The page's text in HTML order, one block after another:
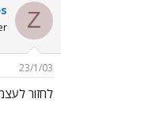
Z
23/1/03
לחזור